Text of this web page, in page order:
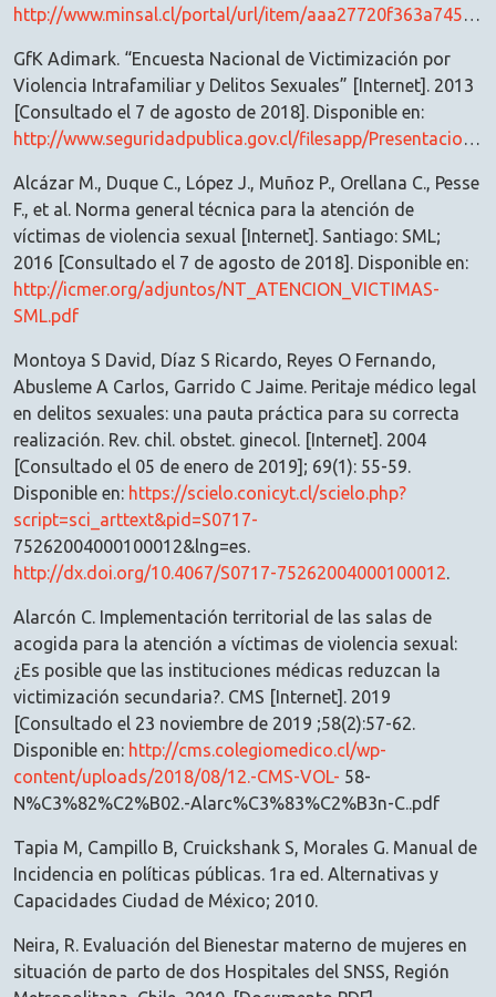
http://www.minsal.cl/portal/url/item/aaa27720f363a745e04001011e011120.pdf
GfK Adimark. “Encuesta Nacional de Victimización por
Violencia Intrafamiliar y Delitos Sexuales” [Internet]. 2013
[Consultado el 7 de agosto de 2018]. Disponible en:
http://www.seguridadpublica.gov.cl/filesapp/Presentacion%20VIF_adimark_final.pdf
Alcázar M., Duque C., López J., Muñoz P., Orellana C., Pesse
F., et al. Norma general técnica para la atención de
víctimas de violencia sexual [Internet]. Santiago: SML;
2016 [Consultado el 7 de agosto de 2018]. Disponible en:
http://icmer.org/adjuntos/NT_ATENCION_VICTIMAS-
SML.pdf
Montoya S David, Díaz S Ricardo, Reyes O Fernando,
Abusleme A Carlos, Garrido C Jaime. Peritaje médico legal
en delitos sexuales: una pauta práctica para su correcta
realización. Rev. chil. obstet. ginecol. [Internet]. 2004
[Consultado el 05 de enero de 2019]; 69(1): 55-59.
Disponible en: https://scielo.conicyt.cl/scielo.php?
script=sci_arttext&pid=S0717-
75262004000100012&lng=es.
http://dx.doi.org/10.4067/S0717-75262004000100012.
Alarcón C. Implementación territorial de las salas de
acogida para la atención a víctimas de violencia sexual:
¿Es posible que las instituciones médicas reduzcan la
victimización secundaria?. CMS [Internet]. 2019
[Consultado el 23 noviembre de 2019 ;58(2):57-62.
Disponible en: http://cms.colegiomedico.cl/wp-
content/uploads/2018/08/12.-CMS-VOL- 58-
N%C3%82%C2%B02.-Alarc%C3%83%C2%B3n-C..pdf
Tapia M, Campillo B, Cruickshank S, Morales G. Manual de
Incidencia en políticas públicas. 1ra ed. Alternativas y
Capacidades Ciudad de México; 2010.
Neira, R. Evaluación del Bienestar materno de mujeres en
situación de parto de dos Hospitales del SNSS, Región